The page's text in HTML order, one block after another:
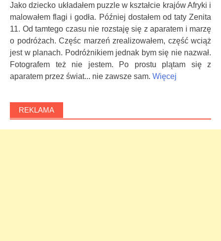
Jako dziecko układałem puzzle w kształcie krajów Afryki i
malowałem flagi i godła. Później dostałem od taty Zenita
11. Od tamtego czasu nie rozstaję się z aparatem i marzę
o podróżach. Częśc marzeń zrealizowałem, część wciąż
jest w planach. Podróżnikiem jednak bym się nie nazwał.
Fotografem też nie jestem. Po prostu plątam się z
aparatem przez świat... nie zawsze sam. Więcej
REKLAMA